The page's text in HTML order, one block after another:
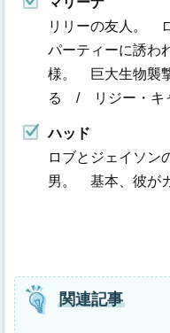
リリーの友人。
パーティーに誘わ
様。 巨大生物襲
る / リジー・キ
ハッド
ロブとジェイソ
男。 基本、彼が
関連記事